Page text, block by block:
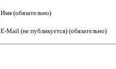
Имя (обязательно)
E-Mail (не публикуется) (обязательно)